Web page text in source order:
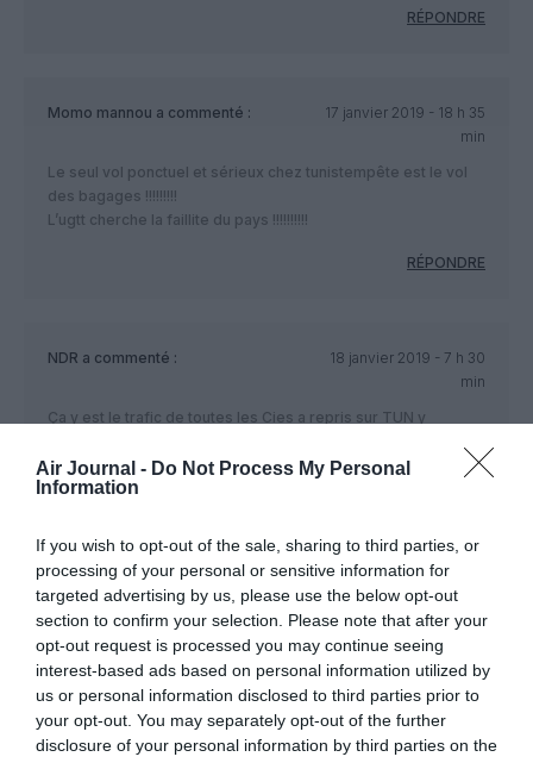
Air Journal - Do Not Process My Personal
Information
If you wish to opt-out of the sale, sharing to third parties, or
processing of your personal or sensitive information for
targeted advertising by us, please use the below opt-out
section to confirm your selection. Please note that after your
opt-out request is processed you may continue seeing
interest-based ads based on personal information utilized by
us or personal information disclosed to third parties prior to
your opt-out. You may separately opt-out of the further
disclosure of your personal information by third parties on the
RÉPONDRE
Momo mannou a commenté :
17 janvier 2019 - 18 h 35
min
Le seul vol ponctuel et sérieux chez tunistempête est le vol
des bagages !!!!!!!!!
L’ugtt cherche la faillite du pays !!!!!!!!!!
RÉPONDRE
NDR a commenté :
18 janvier 2019 - 7 h 30
min
Ça y est le trafic de toutes les Cies a repris sur TUN y
https://www.flightstats.com/v2/flight-tracker/departures/TUN
pas partis hier.
Le gouvernement a réquisitionné 64 entreprises publiques
dont les établissements de transport, banques et poste pour
éviter que ça se répète , ironie du sort la seule entreprise
publique qui n’a pas fait grève hier est Tunisie Telecom alors
qu’elle a moins de part de marché que les entreprises
privées Oreedo et Orange Tunisie.
RÉPONDRE